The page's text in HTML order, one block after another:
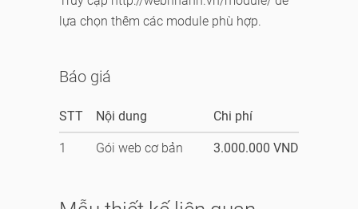
lựa chọn thêm các module phù hợp.
Báo giá
STT Nội dung Chi phí
1 Gói web cơ bản 3.000.000 VND